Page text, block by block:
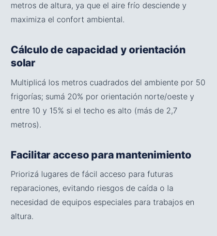
metros de altura, ya que el aire frío desciende y
maximiza el confort ambiental.
Cálculo de capacidad y orientación
solar
Multiplicá los metros cuadrados del ambiente por 50
frigorías; sumá 20% por orientación norte/oeste y
entre 10 y 15% si el techo es alto (más de 2,7
metros).
Facilitar acceso para mantenimiento
Priorizá lugares de fácil acceso para futuras
reparaciones, evitando riesgos de caída o la
necesidad de equipos especiales para trabajos en
altura.